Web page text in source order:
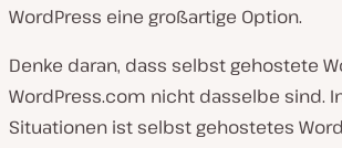
WordPress eine großartige Option.
Denke daran, dass selbst gehostete
WordPress.com nicht dasselbe sind.
Situationen ist selbst gehostetes